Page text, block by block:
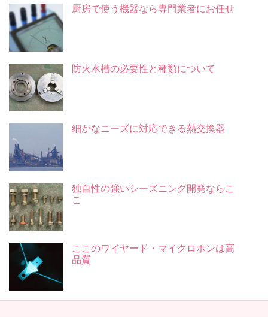
厨房で使う機器なら専門業者にお任せ
防火水槽の必要性と種類について
細かなニーズに対応できる熱交換器
独自性の強いシーズニング開発ならこ
こ
ここのワイヤード・マイクロホンは高
品質